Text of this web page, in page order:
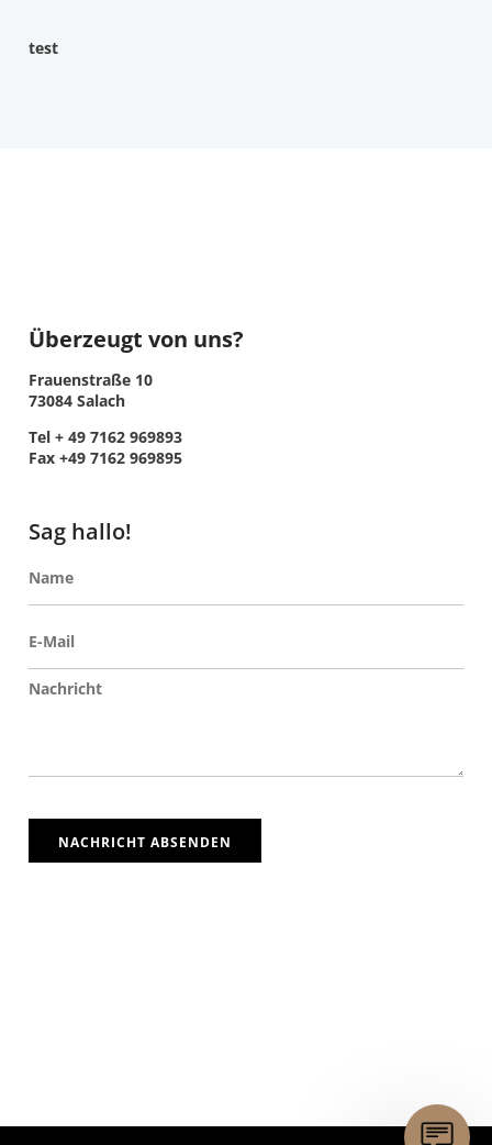
test
Überzeugt von uns?
Frauenstraße 10
73084 Salach
Tel + 49 7162 969893
Fax +49 7162 969895
Sag hallo!
NACHRICHT ABSENDEN